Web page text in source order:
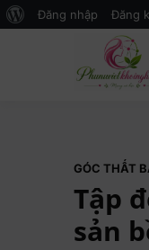
GÓC THẤT
Tập
sản
Đăng nhập Đăng